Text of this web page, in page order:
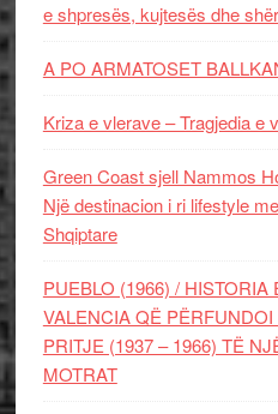
e shpresës, kujtesës dhe
A PO ARMATOSET
Kriza e vlerave – Tragjedia e
Green Coast sjell Nammos
Një destinacion i ri lifestyle
Shqiptare
PUEBLO (1966) /
VALENCIA QË
PRITJE (1937 – 1966) TË
MOTRAT